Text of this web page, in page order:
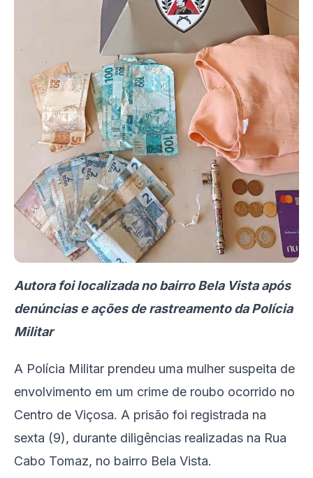
Autora foi localizada no bairro Bela Vista após
denúncias e ações de rastreamento da Polícia
Militar
A Polícia Militar prendeu uma mulher suspeita de
envolvimento em um crime de roubo ocorrido no
Centro de Viçosa. A prisão foi registrada na
sexta (9), durante diligências realizadas na Rua
Cabo Tomaz, no bairro Bela Vista.